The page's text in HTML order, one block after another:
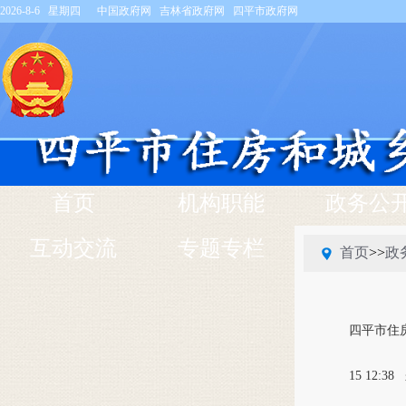
2026-8-6 星期四 中国政府网 吉林省政府网 四平市政府网
首页 机构职能
政务公
互动交流
专题专栏 首页>>政
四平市住
15 12:38